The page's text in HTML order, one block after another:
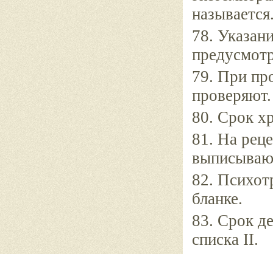
78.
79. При
проверяют.
80. Срок
81. На
82.
бланке.
83. Срок
списка II.